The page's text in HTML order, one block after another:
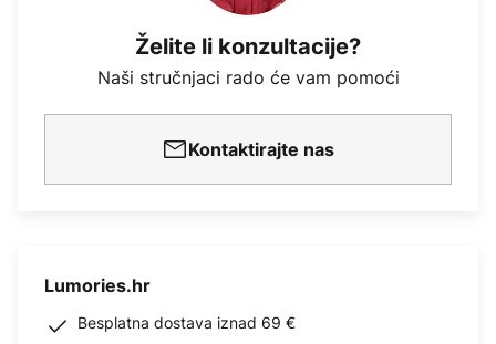
Želite li konzultacije?
Naši stručnjaci rado će vam pomoći
Kontaktirajte nas
Lumories.hr
Besplatna dostava iznad 69 €